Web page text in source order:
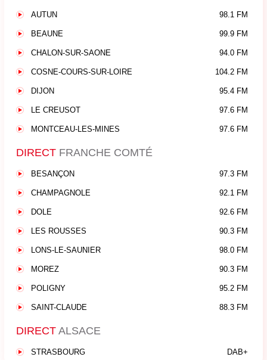
AUTUN 98.1 FM
BEAUNE 99.9 FM
CHALON-SUR-SAONE 94.0 FM
COSNE-COURS-SUR-LOIRE 104.2 FM
DIJON 95.4 FM
LE CREUSOT 97.6 FM
MONTCEAU-LES-MINES 97.6 FM
DIRECT FRANCHE COMTÉ
BESANÇON 97.3 FM
CHAMPAGNOLE 92.1 FM
DOLE 92.6 FM
LES ROUSSES 90.3 FM
LONS-LE-SAUNIER 98.0 FM
MOREZ 90.3 FM
POLIGNY 95.2 FM
SAINT-CLAUDE 88.3 FM
DIRECT ALSACE
STRASBOURG DAB+